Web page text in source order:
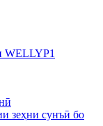
зеҳни сунъӣ бо